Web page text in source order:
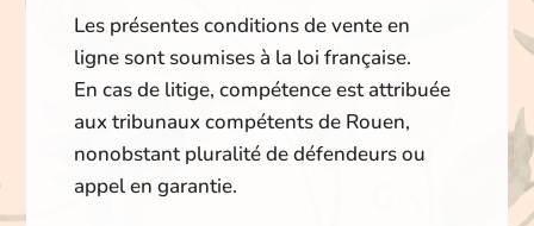
Les présentes conditions de vente en
ligne sont soumises à la loi française.
En cas de litige, compétence est attribuée
aux tribunaux compétents de Rouen,
nonobstant pluralité de défendeurs ou
appel en garantie.